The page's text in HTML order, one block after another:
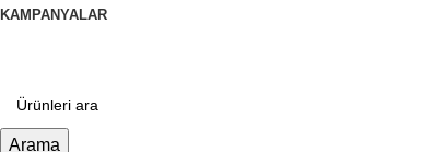
KAMPANYALAR
Arama